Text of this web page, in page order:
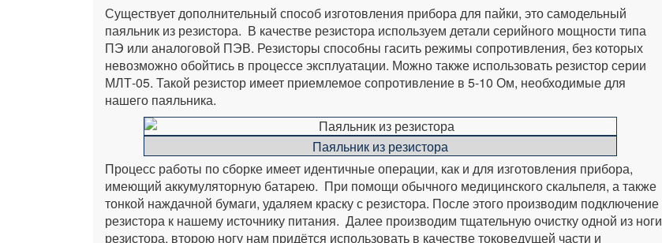
Существует дополнительный способ изготовления прибора для пайки, это самодельный
паяльник из резистора. В качестве резистора используем детали серийного мощности типа
ПЭ или аналоговой ПЭВ. Резисторы способны гасить режимы сопротивления, без которых
невозможно обойтись в процессе эксплуатации. Можно также использовать резистор серии
МЛТ-05. Такой резистор имеет приемлемое сопротивление в 5-10 Ом, необходимые для
нашего паяльника.
Паяльник из резистора
Процесс работы по сборке имеет идентичные операции, как и для изготовления прибора,
имеющий аккумуляторную батарею. При помощи обычного медицинского скальпеля, а также
тонкой наждачной бумаги, удаляем краску с резистора. После этого производим подключение
резистора к нашему источнику питания. Далее производим тщательную очистку одной из ноги
резистора, второю ногу нам придётся использовать в качестве токоведущей части и